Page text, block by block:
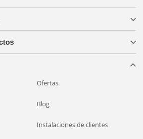
de brazo modernas tienen tres
(blanca), lateral (amarilla) y
multifunción es más cara por
económica a largo plazo, ya que
Ofertas
Blog
Instalaciones de clientes